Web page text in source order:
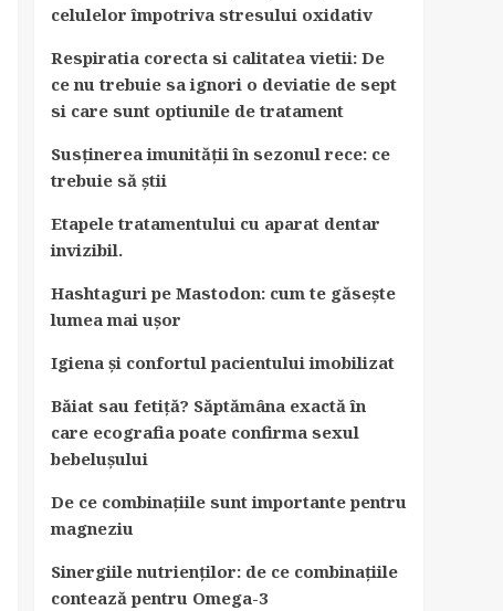
celulelor împotriva stresului oxidativ
Respiratia corecta si calitatea vietii: De
ce nu trebuie sa ignori o deviatie de sept
si care sunt optiunile de tratament
Susținerea imunității în sezonul rece: ce
trebuie să știi
Etapele tratamentului cu aparat dentar
invizibil.
Hashtaguri pe Mastodon: cum te găsește
lumea mai ușor
Igiena și confortul pacientului imobilizat
Băiat sau fetiță? Săptămâna exactă în
care ecografia poate confirma sexul
bebelușului
De ce combinațiile sunt importante pentru
magneziu
Sinergiile nutrienților: de ce combinațiile
contează pentru Omega-3